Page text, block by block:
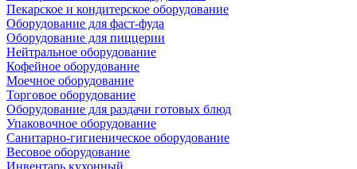
Пекарское и кондитерское оборудование
Оборудование для фаст-фуда
Оборудование для пиццерии
Нейтральное оборудование
Кофейное оборудование
Моечное оборудование
Торговое оборудование
Оборудование для раздачи готовых блюд
Упаковочное оборудование
Санитарно-гигиеническое оборудование
Весовое оборудование
Инвентарь кухонный